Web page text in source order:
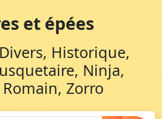
et épées
Historique,
Ninja,
Zorro